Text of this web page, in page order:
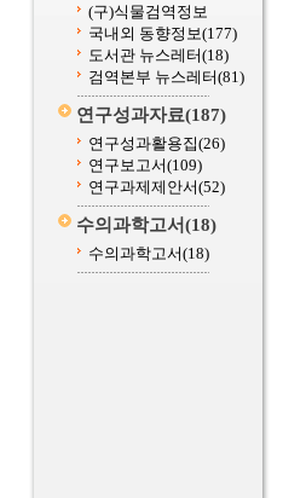
(구)식물검역정보
국내외 동향정보(177)
도서관 뉴스레터(18)
검역본부 뉴스레터(81)
연구성과자료(187)
연구성과활용집(26)
연구보고서(109)
연구과제제안서(52)
수의과학고서(18)
수의과학고서(18)